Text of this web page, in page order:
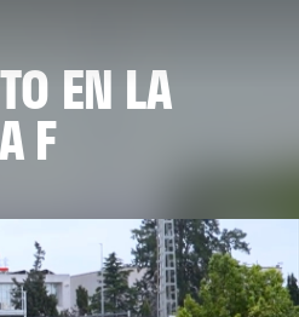
EN LA
F